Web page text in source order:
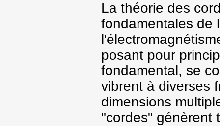
La théorie des
fondamentales de
posant pour
fondamental, se
vibrent à diverses
dimensions
"cordes" génèrent